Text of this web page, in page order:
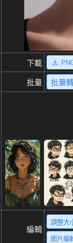
下載
批量 批量
編輯
調整大
图片編